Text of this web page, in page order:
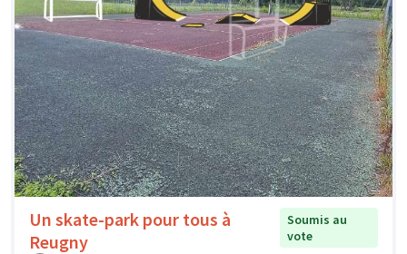
Un skate-park pour tous à
Reugny
Soumis au
vote